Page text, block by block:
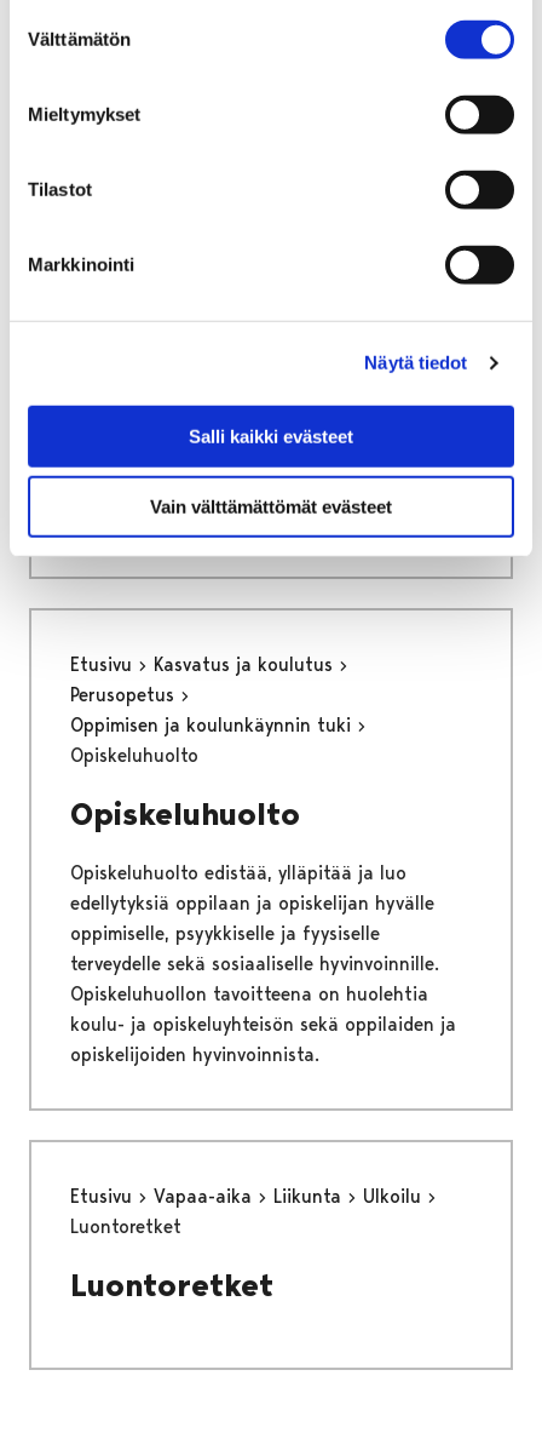
valinta
Välttämätön
Mieltymykset
Tilastot
Markkinointi
Näytä tiedot
Salli kaikki evästeet
Vain välttämättömät evästeet
Etusivu
Toimijat
Liikuntapaikat
Uimahallit ja -rannat
Keskustan uimahalli
Keskustan uimahalli
Etusivu
Kasvatus ja koulutus
Perusopetus
Oppimisen ja koulunkäynnin tuki
Opiskeluhuolto
Opiskeluhuolto
Opiskeluhuolto edistää, ylläpitää ja luo
edellytyksiä oppilaan ja opiskelijan hyvälle
oppimiselle, psyykkiselle ja fyysiselle
terveydelle sekä sosiaaliselle hyvinvoinnille.
Opiskeluhuollon tavoitteena on huolehtia
koulu- ja opiskeluyhteisön sekä oppilaiden ja
opiskelijoiden hyvinvoinnista.
Etusivu Vapaa-aika Liikunta
Ulkoilu
Luontoretket
Luontoretket